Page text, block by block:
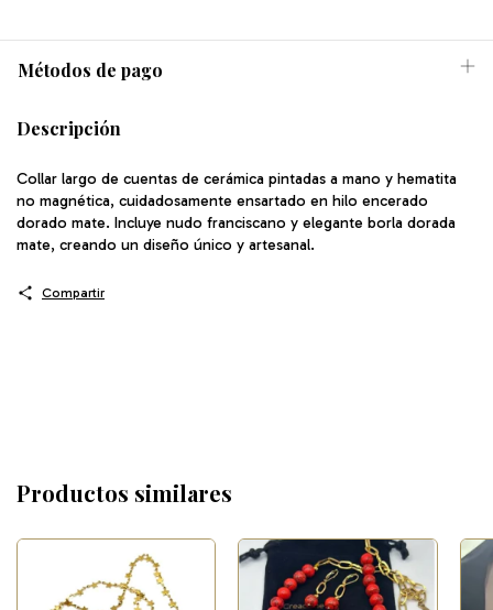
Métodos de pago
Descripción
Collar largo de cuentas de cerámica pintadas a mano y hematita
no magnética, cuidadosamente ensartado en hilo encerado
dorado mate. Incluye nudo franciscano y elegante borla dorada
mate, creando un diseño único y artesanal.
Compartir
Productos similares